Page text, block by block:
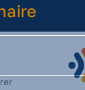
mesurer